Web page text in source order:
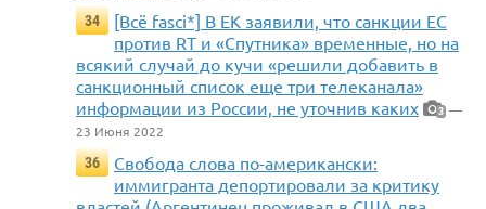
34
[Всё fasci*] В ЕК заявили, что санкции ЕС
против RT и «Спутника» временные, но на
всякий случай до кучи «решили добавить в
санкционный список еще три телеканала»
информации из России, не уточнив каких
3 —
23 Июня 2022
36
Свобода слова по-американски:
иммигранта депортировали за критику